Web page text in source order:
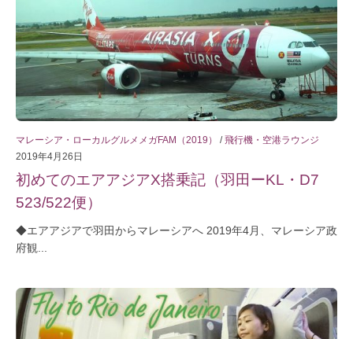
マレーシア・ローカルグルメメガFAM（2019） /飛行機・空港ラウンジ
2019年4月26日
初めてのエアアジアX搭乗記（羽田ーKL・D7
523/522便）
◆エアアジアで羽田からマレーシアへ 2019年4月、マレーシア政
府観...